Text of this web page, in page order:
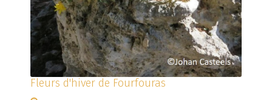
Fleurs d'hiver de Fourfouras